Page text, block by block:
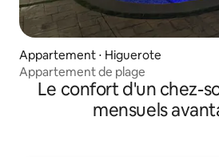
Appartement ⋅ Higuerote
Appartement de plage
Le confort d'un chez-
mensuels